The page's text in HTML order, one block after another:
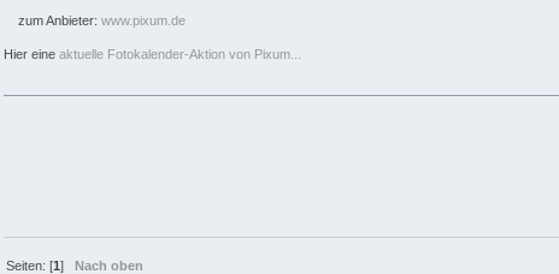
zum Anbieter: www.pixum.de
Hier eine aktuelle Fotokalender-Aktion von Pixum...
Seiten: [1]Nach oben